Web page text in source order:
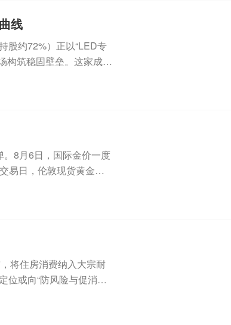
线
股约72%）正以“LED专
构筑稳固壁垒。这家成立
8月6日，国际金价一度
易日，伦敦现货黄金价
将住房消费纳入大宗耐
位或向“防风险与促消费